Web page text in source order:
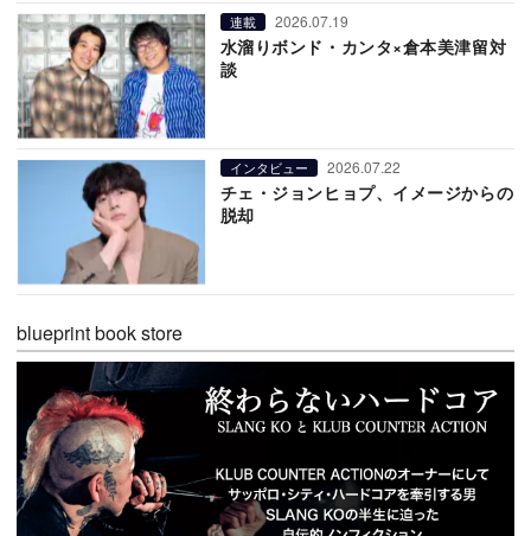
連載 2026.07.19
水溜りボンド・カンタ×倉本美津留対
談
インタビュー 2026.07.22
チェ・ジョンヒョプ、イメージからの
脱却
blueprint book store